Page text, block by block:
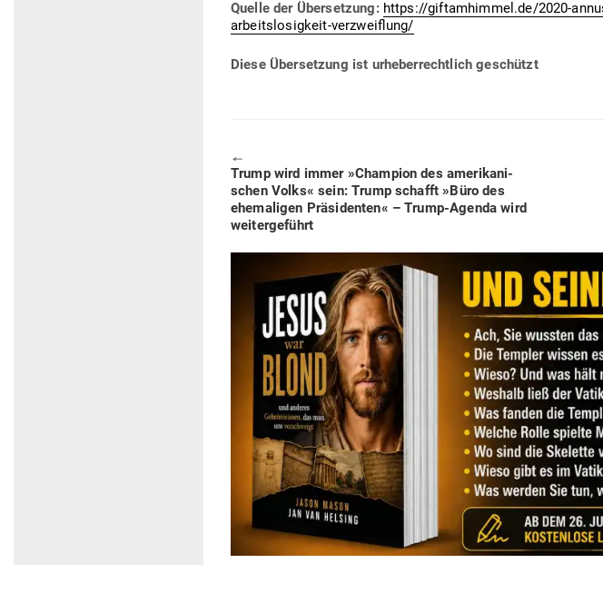
Quelle der Über­setzung: https://giftamhimmel.de/2020-
arbeitslosigkeit-verzweiflung/
Diese Über­setzung ist urhe­ber­rechtlich geschützt
🠔
Previous
post:
Trump wird immer »Champion des ame­ri­ka­ni­
schen Volks« sein: Trump schafft »Büro des
ehe­ma­ligen Prä­si­denten« – Trump-Agenda wird
weitergeführt